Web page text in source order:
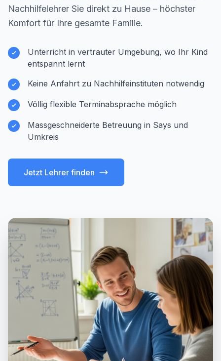
Nachhilfelehrer Sie direkt zu Hause – höchster
Komfort für Ihre gesamte Familie.
Unterricht in vertrauter Umgebung, wo Ihr Kind
entspannt lernt
Keine Anfahrt zu Nachhilfeinstituten notwendig
Völlig flexible Terminabsprache möglich
Massgeschneiderte Betreuung in Says und
Umkreis
Jetzt Lehrer finden